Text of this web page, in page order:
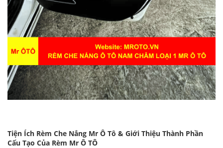
Tiện Ích Rèm Che Nắng Mr Ô Tô & Giới Thiệu Thành Phần
Cấu Tạo Của Rèm Mr Ô TÔ